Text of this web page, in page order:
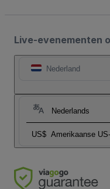
Live-evenementen
Nederland
Nederlands
US$ Amerikaanse